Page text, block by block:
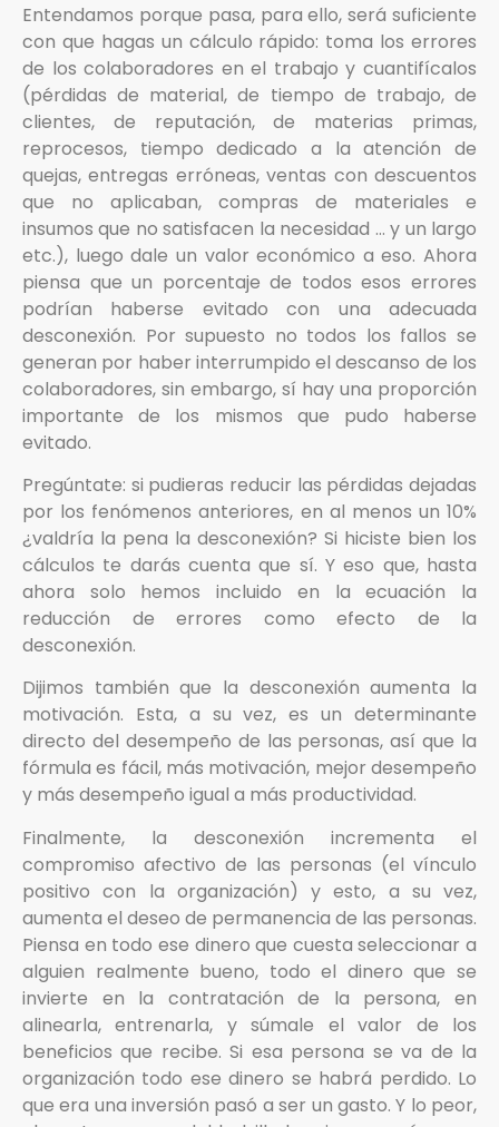
Entendamos porque pasa, para ello, será suficiente
con que hagas un cálculo rápido: toma los errores
de los colaboradores en el trabajo y cuantifícalos
(pérdidas de material, de tiempo de trabajo, de
clientes, de reputación, de materias primas,
reprocesos, tiempo dedicado a la atención de
quejas, entregas erróneas, ventas con descuentos
que no aplicaban, compras de materiales e
insumos que no satisfacen la necesidad … y un largo
etc.), luego dale un valor económico a eso. Ahora
piensa que un porcentaje de todos esos errores
podrían haberse evitado con una adecuada
desconexión. Por supuesto no todos los fallos se
generan por haber interrumpido el descanso de los
colaboradores, sin embargo, sí hay una proporción
importante de los mismos que pudo haberse
evitado.
Pregúntate: si pudieras reducir las pérdidas dejadas
por los fenómenos anteriores, en al menos un 10%
¿valdría la pena la desconexión? Si hiciste bien los
cálculos te darás cuenta que sí. Y eso que, hasta
ahora solo hemos incluido en la ecuación la
reducción de errores como efecto de la
desconexión.
Dijimos también que la desconexión aumenta la
motivación. Esta, a su vez, es un determinante
directo del desempeño de las personas, así que la
fórmula es fácil, más motivación, mejor desempeño
y más desempeño igual a más productividad.
Finalmente, la desconexión incrementa el
compromiso afectivo de las personas (el vínculo
positivo con la organización) y esto, a su vez,
aumenta el deseo de permanencia de las personas.
Piensa en todo ese dinero que cuesta seleccionar a
alguien realmente bueno, todo el dinero que se
invierte en la contratación de la persona, en
alinearla, entrenarla, y súmale el valor de los
beneficios que recibe. Si esa persona se va de la
organización todo ese dinero se habrá perdido. Lo
que era una inversión pasó a ser un gasto. Y lo peor,